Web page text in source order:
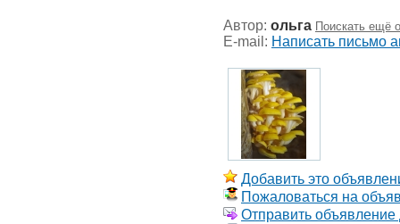
Автор: ольга Поискать ещё
E-mail: Написать письмо
Добавить это
Пожаловаться на
Отправить объявление